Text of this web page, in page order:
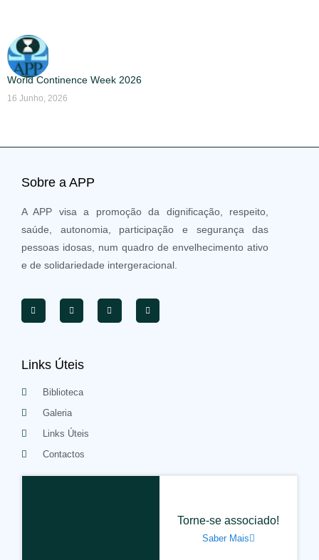
World Continence Week 2026
16 Junho, 2026
Sobre a APP
A APP visa a promoção da dignificação, respeito,
saúde, autonomia, participação e segurança das
pessoas idosas, num quadro de envelhecimento ativo
e de solidariedade intergeracional.
Links Úteis
Biblioteca
Galeria
Links Úteis
Contactos
Torne-se associado!
Saber Mais